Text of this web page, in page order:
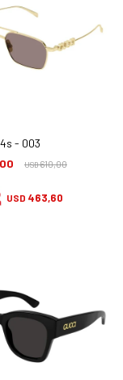
- 003
USD610,00
USD 463,60